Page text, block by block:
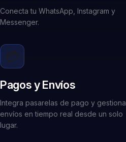
Conecta tu WhatsApp, Instagram y
Messenger.
💳
Pagos y Envíos
Integra pasarelas de pago y gestiona
envíos en tiempo real desde un solo
lugar.